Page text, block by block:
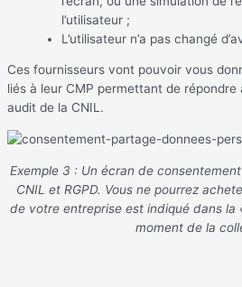
l’utilisateur ;
L’utilisateur n’a pas changé
Ces fournisseurs vont pouvoir vous
liés à leur CMP permettant de répondre
audit de la CNIL.
Exemple 3 : Un écran de
CNIL et RGPD. Vous ne pourrez
de votre entreprise est indiqué dans la
moment de la